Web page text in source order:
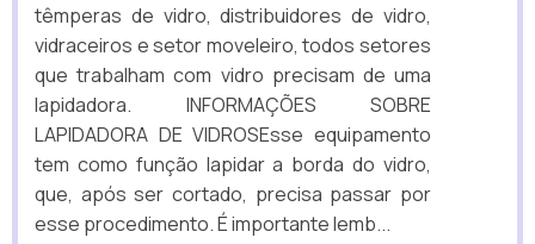
têmperas de vidro, distribuidores de vidro,
vidraceiros e setor moveleiro, todos setores
que trabalham com vidro precisam de uma
lapidadora. INFORMAÇÕES SOBRE
LAPIDADORA DE VIDROSEsse equipamento
tem como função lapidar a borda do vidro,
que, após ser cortado, precisa passar por
esse procedimento. É importante lemb...